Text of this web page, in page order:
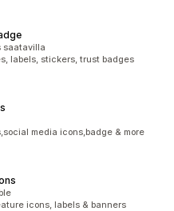
saatavilla
labels, stickers, trust badges
media icons,badge & more
icons, labels & banners